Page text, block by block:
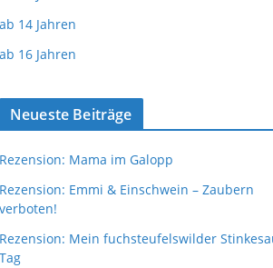
ab 14 Jahren
ab 16 Jahren
Neueste Beiträge
Rezension: Mama im Galopp
Rezension: Emmi & Einschwein – Zaubern
verboten!
Rezension: Mein fuchsteufelswilder
Tag